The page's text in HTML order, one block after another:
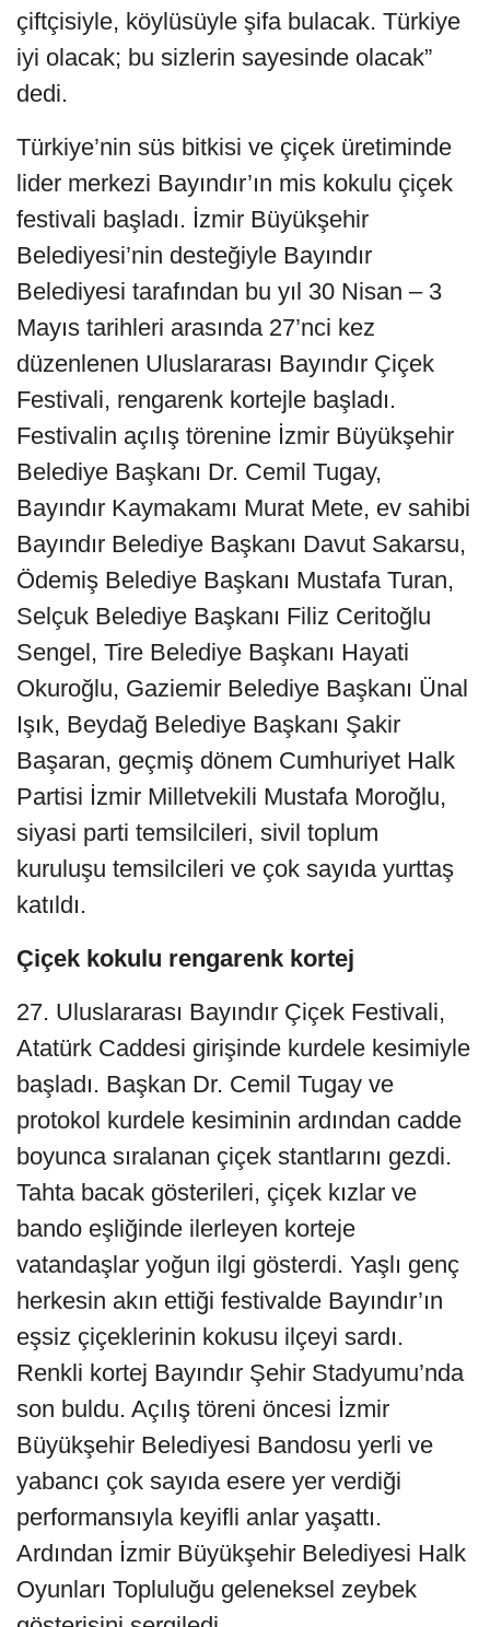
çiftçisiyle, köylüsüyle şifa bulacak. Türkiye
iyi olacak; bu sizlerin sayesinde olacak”
dedi.
Türkiye’nin süs bitkisi ve çiçek üretiminde
lider merkezi Bayındır’ın mis kokulu çiçek
festivali başladı. İzmir Büyükşehir
Belediyesi’nin desteğiyle Bayındır
Belediyesi tarafından bu yıl 30 Nisan – 3
Mayıs tarihleri arasında 27’nci kez
düzenlenen Uluslararası Bayındır Çiçek
Festivali, rengarenk kortejle başladı.
Festivalin açılış törenine İzmir Büyükşehir
Belediye Başkanı Dr. Cemil Tugay,
Bayındır Kaymakamı Murat Mete, ev sahibi
Bayındır Belediye Başkanı Davut Sakarsu,
Ödemiş Belediye Başkanı Mustafa Turan,
Selçuk Belediye Başkanı Filiz Ceritoğlu
Sengel, Tire Belediye Başkanı Hayati
Okuroğlu, Gaziemir Belediye Başkanı Ünal
Işık, Beydağ Belediye Başkanı Şakir
Başaran, geçmiş dönem Cumhuriyet Halk
Partisi İzmir Milletvekili Mustafa Moroğlu,
siyasi parti temsilcileri, sivil toplum
kuruluşu temsilcileri ve çok sayıda yurttaş
katıldı.
Çiçek kokulu rengarenk kortej
27. Uluslararası Bayındır Çiçek Festivali,
Atatürk Caddesi girişinde kurdele kesimiyle
başladı. Başkan Dr. Cemil Tugay ve
protokol kurdele kesiminin ardından cadde
boyunca sıralanan çiçek stantlarını gezdi.
Tahta bacak gösterileri, çiçek kızlar ve
bando eşliğinde ilerleyen korteje
vatandaşlar yoğun ilgi gösterdi. Yaşlı genç
herkesin akın ettiği festivalde Bayındır’ın
eşsiz çiçeklerinin kokusu ilçeyi sardı.
Renkli kortej Bayındır Şehir Stadyumu’nda
son buldu. Açılış töreni öncesi İzmir
Büyükşehir Belediyesi Bandosu yerli ve
yabancı çok sayıda esere yer verdiği
performansıyla keyifli anlar yaşattı.
Ardından İzmir Büyükşehir Belediyesi Halk
Oyunları Topluluğu geleneksel zeybek